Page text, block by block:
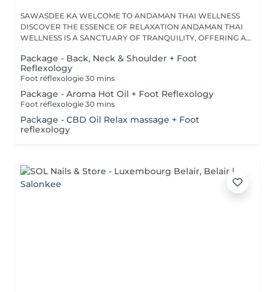
SAWASDEE KA WELCOME TO ANDAMAN THAI WELLNESS
DISCOVER THE ESSENCE OF RELAXATION ANDAMAN THAI
WELLNESS IS A SANCTUARY OF TRANQUILITY, OFFERING A
Package - Back, Neck & Shoulder + Foot
Reflexology
Foot réflexologie 30 mins
Package - Aroma Hot Oil + Foot Reflexology
Foot réflexologie 30 mins
Package - CBD Oil Relax massage + Foot
reflexology